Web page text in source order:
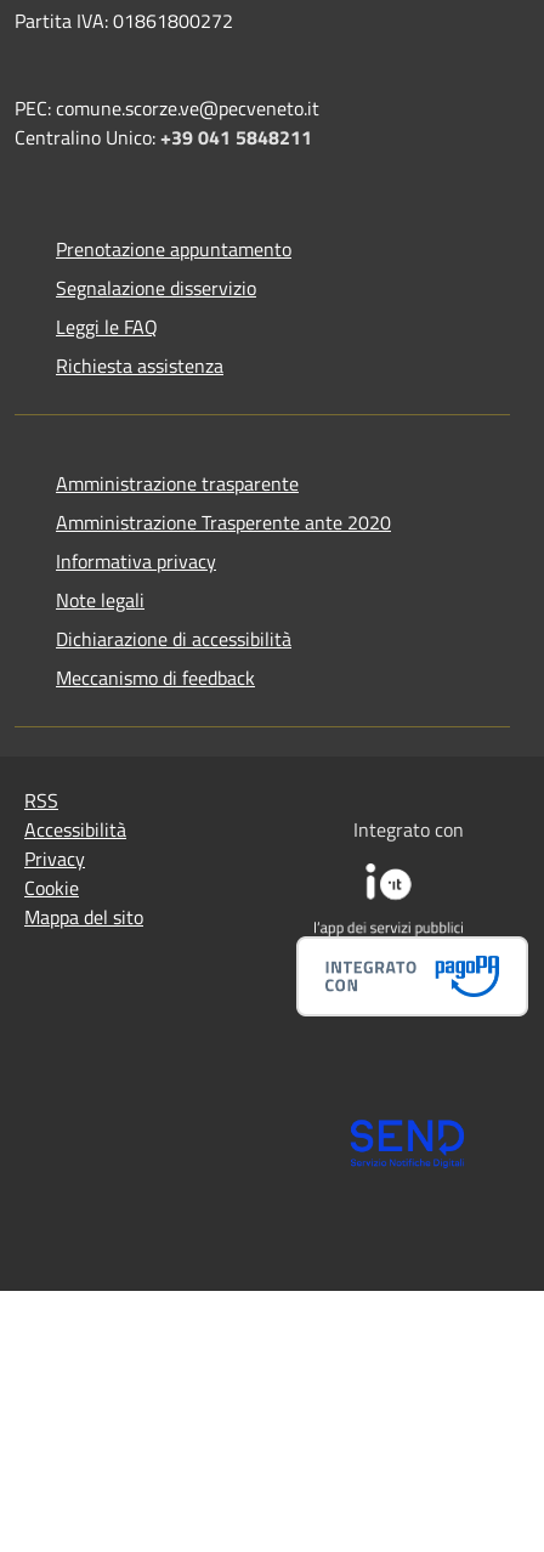
Partita IVA: 01861800272
PEC: comune.scorze.ve@pecveneto.it
Centralino Unico:+39 041 5848211
Prenotazione appuntamento
Segnalazione disservizio
Leggi le FAQ
Richiesta assistenza
Amministrazione trasparente
Amministrazione Trasperente ante 2020
Informativa privacy
Note legali
Dichiarazione di accessibilità
Meccanismo di feedback
RSS
Accessibilità
Privacy
Cookie
Mappa del sito
Integrato con